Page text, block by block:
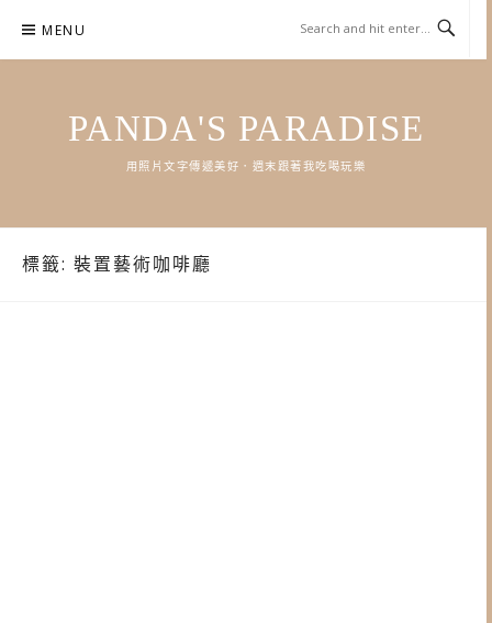
content
MENU
PANDA'S PARADISE
用照片文字傳遞美好．週末跟著我吃喝玩樂
標籤: 裝置藝術咖啡廳